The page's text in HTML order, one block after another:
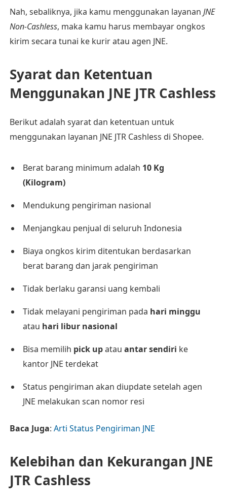
Nah, sebaliknya, jika kamu menggunakan layanan JNE
Non-Cashless, maka kamu harus membayar ongkos
kirim secara tunai ke kurir atau agen JNE.
Syarat dan Ketentuan
Menggunakan JNE JTR Cashless
Berikut adalah syarat dan ketentuan untuk
menggunakan layanan JNE JTR Cashless di Shopee.
Berat barang minimum adalah 10 Kg
(Kilogram)
Mendukung pengiriman nasional
Menjangkau penjual di seluruh Indonesia
Biaya ongkos kirim ditentukan berdasarkan
berat barang dan jarak pengiriman
Tidak berlaku garansi uang kembali
Tidak melayani pengiriman pada hari minggu
atau hari libur nasional
Bisa memilih pick upatau antar sendiri ke
kantor JNE terdekat
Status pengiriman akan diupdate setelah agen
JNE melakukan scan nomor resi
Baca Juga: Arti Status Pengiriman JNE
Kelebihan dan Kekurangan JNE
JTR Cashless